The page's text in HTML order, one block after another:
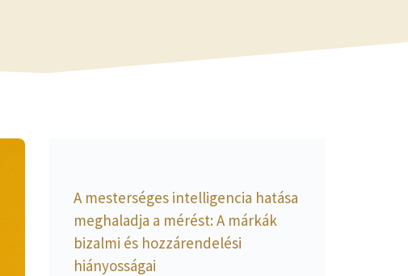
A mesterséges intelligencia hatása
meghaladja a mérést: A márkák
bizalmi és hozzárendelési
hiányosságai